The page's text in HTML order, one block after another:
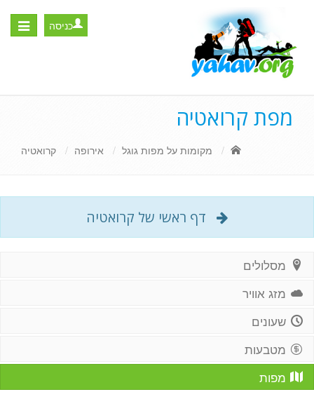
Toggle
כניסה
מפת קרואטיה
מקומות על מפות גוגל אירופה קרואטיה
דף ראשי של קרואטיה
מסלולים
מזג אוויר
שעונים
מטבעות
מפות